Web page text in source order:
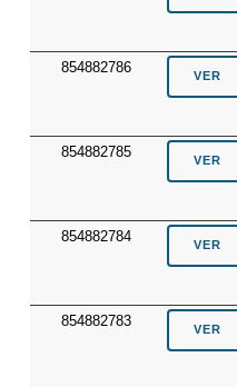
854882786
854882785
854882784
854882783